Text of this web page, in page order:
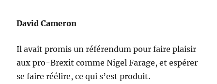
David Cameron
Il avait promis un référendum pour faire plaisir
aux pro-Brexit comme Nigel Farage, et espérer
se faire réélire, ce qui s’est produit.